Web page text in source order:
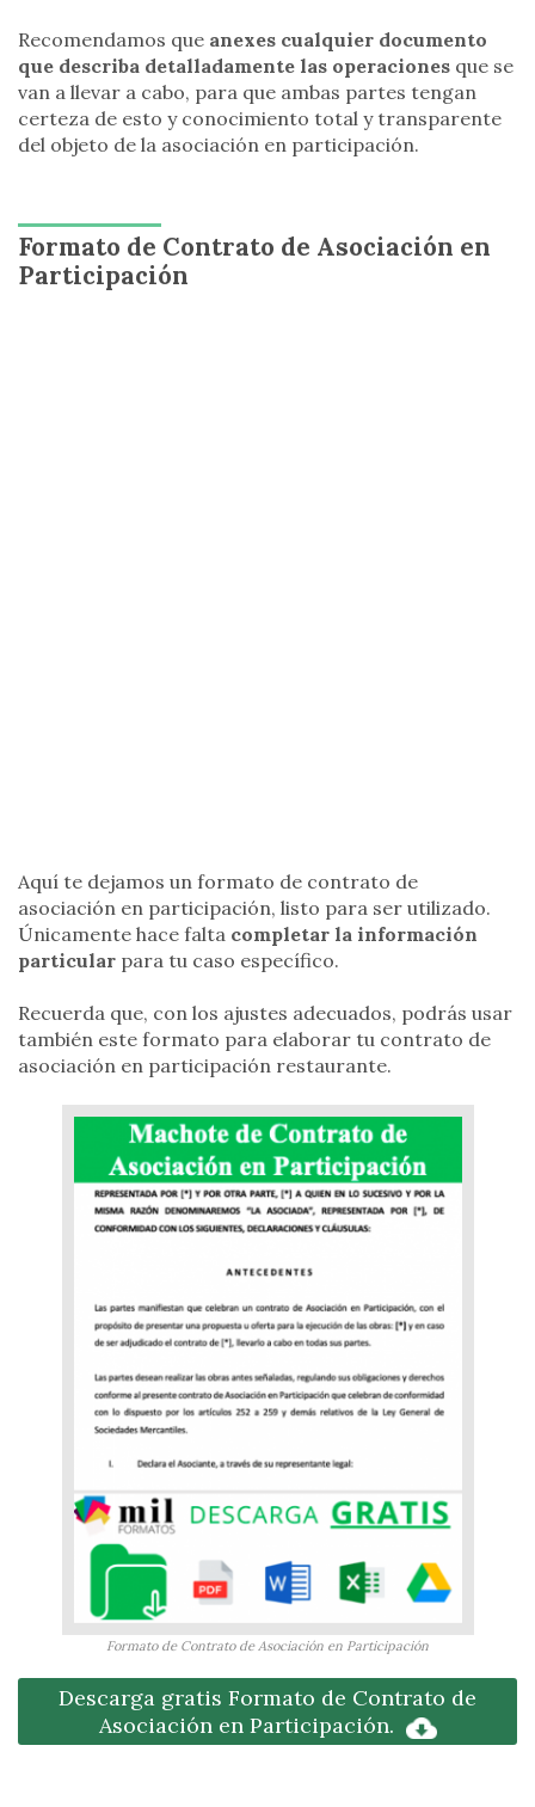
Recomendamos que anexes cualquier documento
que describa detalladamente las operaciones que se
van a llevar a cabo, para que ambas partes tengan
certeza de esto y conocimiento total y transparente
del objeto de la asociación en participación.
Formato de Contrato de Asociación en
Participación
Aquí te dejamos un formato de contrato de
asociación en participación, listo para ser utilizado.
Únicamente hace falta completar la información
particular para tu caso específico.
Recuerda que, con los ajustes adecuados, podrás usar
también este formato para elaborar tu contrato de
asociación en participación restaurante.
Formato de Contrato de Asociación en Participación
Descarga gratis Formato de Contrato de
Asociación en Participación.